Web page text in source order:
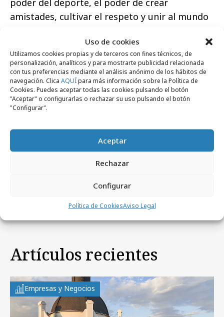
Uso de cookies
Utilizamos cookies propias y de terceros con fines técnicos, de
personalización, analíticos y para mostrarte publicidad relacionada
con tus preferencias mediante el análisis anónimo de los hábitos de
navegación. Clica AQUÍpara más información sobre la Política de
Cookies. Puedes aceptar todas las cookies pulsando el botón
"Aceptar" o configurarlas o rechazar su uso pulsando el botón
"Configurar".
Aceptar
Rechazar
Configurar
Política de CookiesAviso Legal
poder del deporte, el poder de crear
amistades, cultivar el respeto y unir al mundo
Comparte
Noticias Relacionadas
No se han encontrado noticias relacionadas.
Artículos recientes
Empresas y Negocios